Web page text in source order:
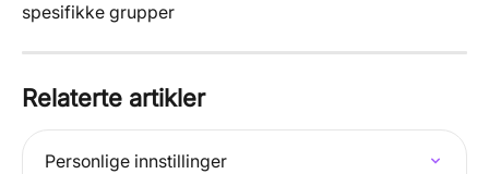
spesifikke grupper
Relaterte artikler
Personlige innstillinger